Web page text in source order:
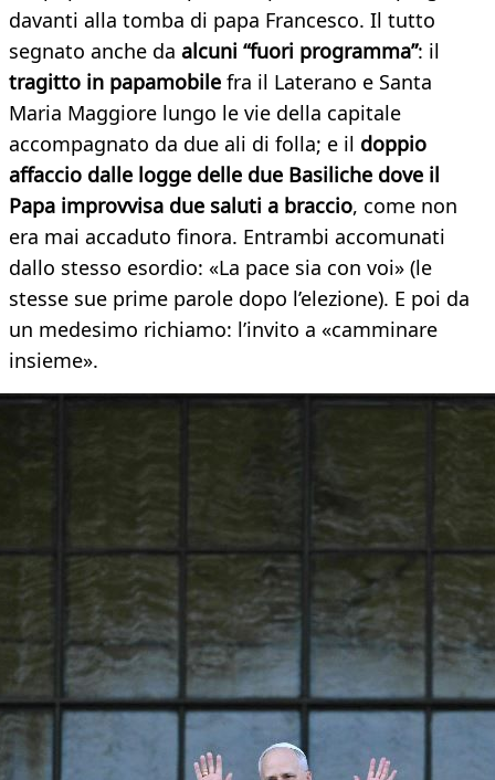
davanti alla tomba di papa Francesco. Il tutto
segnato anche da alcuni “fuori programma”: il
tragitto in papamobile fra il Laterano e Santa
Maria Maggiore lungo le vie della capitale
accompagnato da due ali di folla; e il doppio
affaccio dalle logge delle due Basiliche dove il
Papa improvvisa due saluti a braccio, come non
era mai accaduto finora. Entrambi accomunati
dallo stesso esordio: «La pace sia con voi» (le
stesse sue prime parole dopo l’elezione). E poi da
un medesimo richiamo: l’invito a «camminare
insieme».